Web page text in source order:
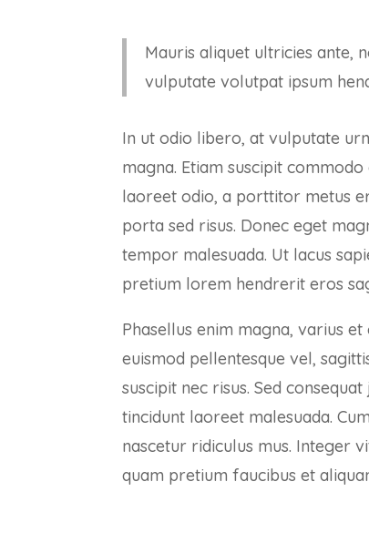
Mauris aliquet ultricies ante,
vulputate volutpat ipsum
In ut odio libero, at vulputate
magna. Etiam suscipit
laoreet odio, a porttitor metus
porta sed risus. Donec eget
tempor malesuada. Ut lacus
pretium lorem hendrerit eros
Phasellus enim magna, varius
euismod pellentesque vel,
suscipit nec risus. Sed
tincidunt laoreet malesuada.
nascetur ridiculus mus. Integer
quam pretium faucibus et